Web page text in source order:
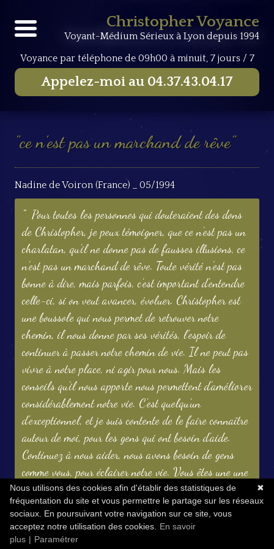
Christopher Voyance
Voyant-Médium Sérieux à Lyon depuis 1994
Voyance par téléphone de 09h00 à minuit, 7 jours / 7
Appelez-moi au04.37.43.04.17
ce n'est pas un marchand de rêve
Nadine de Voiron (France) _ 05/1994
Pour toutes les personnes qui douteraient des dons
de Christopher, je peux témoigner, que ce n'est pas un
charlatan, qu'il ne donne pas de fausses illusions, ce
n'est pas un marchand de rêve. Toute vérité n'est pas
bonne à dire, mais parfois, c'est important d'entendre
celle-ci, si on veut avancer, évoluer. Christopher est
une boussole qui nous permet de retrouver notre
chemin, il nous donne par ses vérités, l'espoir de
continuer à passer notre chemin de vie. Il ne peut pas
vivre à notre place, ni agir pour nous. Mais les
conseils qu'il nous apporte nous permettent d'améliorer
considérablement notre vie. C'est quelqu'un
d'exceptionnel, et je suis contente de le faire connaître
autour de moi, pour les gens qui ont besoin d'aide.
Continuez à nous aider, nous avons besoin de gens
comme vous, pour éclairer notre vie. Vous êtes une une
lumière pour les autres. Sincères Amités. Nadine.
✖
Nous utilisons des cookies afin d'établir des statistiques de
fréquentation du site et vous permettre le partage sur les réseaux
sociaux. En poursuivant votre navigation sur ce site, vous
acceptez notre utilisation des cookies.
En savoir
plus | Paramétrer